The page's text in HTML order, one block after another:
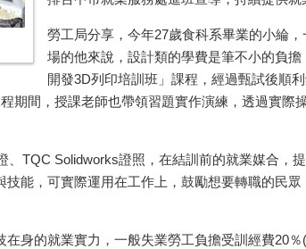
勞工局分享，今年27歲食科系畢業的小綸
場的他來說，設計類的學費是筆不小的負
開發3D列印培訓班」課程，經過甄試後順
期間，授課老師也帶領習題實作演練，透過實際
TQC Solidworks證照，在結訓前的就業媒合，
能，可實際運用在工作上，鼓勵想要轉職的民
身的就業實力，一般失業勞工負擔受訓經費20